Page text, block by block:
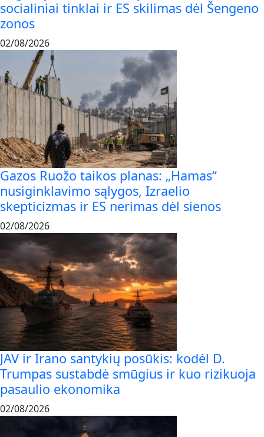
socialiniai tinklai ir ES skilimas dėl Šengeno
zonos
02/08/2026
Gazos Ruožo taikos planas: „Hamas“
nusiginklavimo sąlygos, Izraelio
skepticizmas ir ES nerimas dėl sienos
02/08/2026
JAV ir Irano santykių posūkis: kodėl D.
Trumpas sustabdė smūgius ir kuo rizikuoja
pasaulio ekonomika
02/08/2026